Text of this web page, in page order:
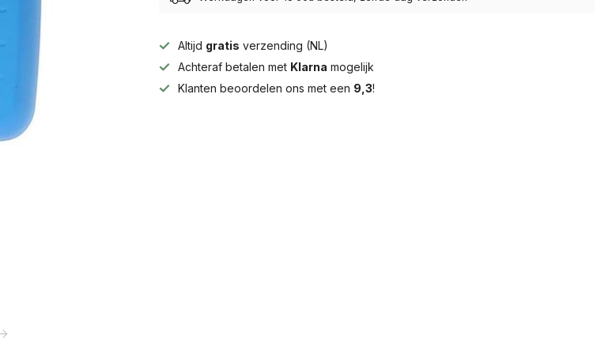
Altijd gratis verzending (NL)
Achteraf betalen met Klarna mogelijk
Klanten beoordelen ons met een 9,3!